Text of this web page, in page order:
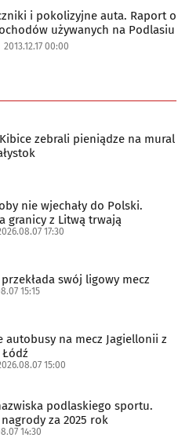
i pokolizyjne auta. Raport o
używanych na Podlasiu
2013.12.17 00:00
zebrali pieniądze na mural
nie wjechały do Polski.
granicy z Litwą trwają
17:30
swój ligowy mecz
15:15
autobusy na mecz Jagiellonii z
15:00
podlaskiego sportu.
za 2025 rok
14:30